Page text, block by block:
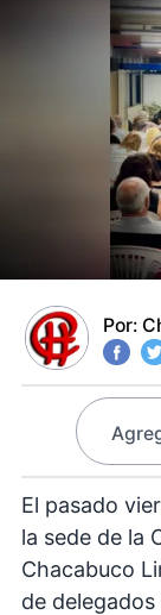
Por:
El pasado
la sede de la
Chacabuco
de